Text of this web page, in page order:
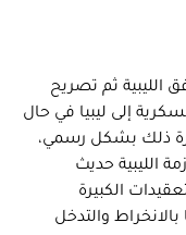
الليبية ثم تصريح
إلى ليبيا في حال
ذلك بشكل رسمي،
الليبية حديث
الكبيرة
والتدخل